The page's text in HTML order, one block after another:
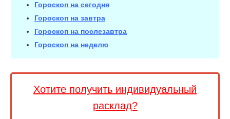
Гороскоп на сегодня
Гороскоп на завтра
Гороскоп на послезавтра
Гороскоп на неделю
Хотите получить индивидуальный
расклад?